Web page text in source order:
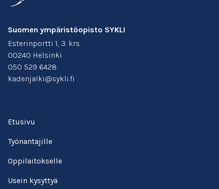
Suomen ympäristöopisto SYKLI
Esterinportti 1, 3. krs.
00240 Helsinki
050 529 6428
kadenjalki@sykli.fi
Etusivu
Työnantajille
Oppilaitokselle
Usein kysyttyä